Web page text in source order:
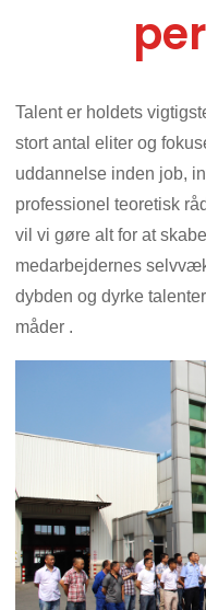
Talent er holdets
stort antal eliter og
uddannelse inden job,
professionel teoretisk
vil vi gøre alt for at
medarbejdernes
dybden og dyrke
måder .